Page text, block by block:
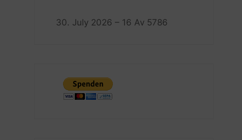
30. July 2026 – 16 Av 5786